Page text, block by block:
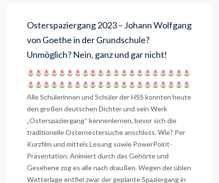
Osterspaziergang 2023 – Johann Wolfgang
von Goethe in der Grundschule?
Unmöglich? Nein, ganz und gar nicht!
Alle Schülerinnen und Schüler der HSS konnten heute
den großen deutschen Dichter und sein Werk
„Osterspaziergang“ kennenlernen, bevor sich die
traditionelle Osternestersuche anschloss. Wie? Per
Kurzfilm und mittels Lesung sowie PowerPoint-
Präsentation. Animiert durch das Gehörte und
Gesehene zog es alle nach draußen. Wegen der üblen
Wetterlage entfiel zwar der geplante Spaziergang in